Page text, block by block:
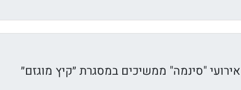
אירועי "סינמה" ממשיכים במסגרת ״קיץ מוגזם״